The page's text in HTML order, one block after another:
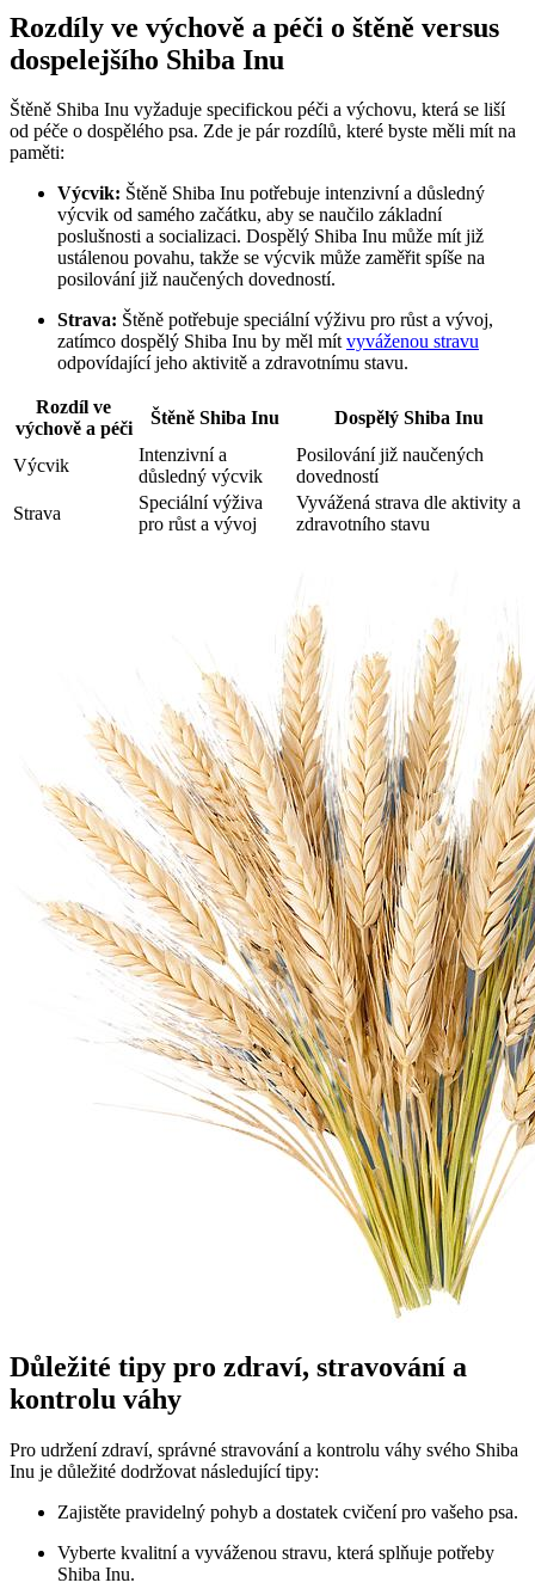
Rozdíly ve výchově a péči o štěně versus
dospelejšího Shiba Inu
Štěně Shiba Inu vyžaduje specifickou péči a výchovu, která se liší
od péče o dospělého psa. Zde je pár rozdílů, které byste měli mít na
paměti:
Výcvik: Štěně Shiba Inu potřebuje intenzivní a důsledný
výcvik od samého začátku, aby se naučilo základní
poslušnosti a socializaci. Dospělý Shiba Inu může mít již
ustálenou povahu, takže se výcvik může zaměřit spíše na
posilování již naučených dovedností.
Strava: Štěně potřebuje speciální výživu pro růst a vývoj,
zatímco dospělý Shiba Inu by měl mítvyváženou stravu
odpovídající jeho aktivitě a zdravotnímu stavu.
Rozdíl ve
výchově a péči
Štěně Shiba Inu Dospělý Shiba Inu
Výcvik
Intenzivní a
důsledný výcvik
Posilování již naučených
dovedností
Strava
Speciální výživa
pro růst a vývoj
Vyvážená strava dle aktivity a
zdravotního stavu
Důležité tipy pro zdraví, stravování a
kontrolu váhy
Pro udržení zdraví, správné stravování a kontrolu váhy svého Shiba
Inu je důležité dodržovat následující tipy:
Zajistěte pravidelný pohyb a dostatek cvičení pro vašeho psa.
Vyberte kvalitní a vyváženou stravu, která splňuje potřeby
Shiba Inu.